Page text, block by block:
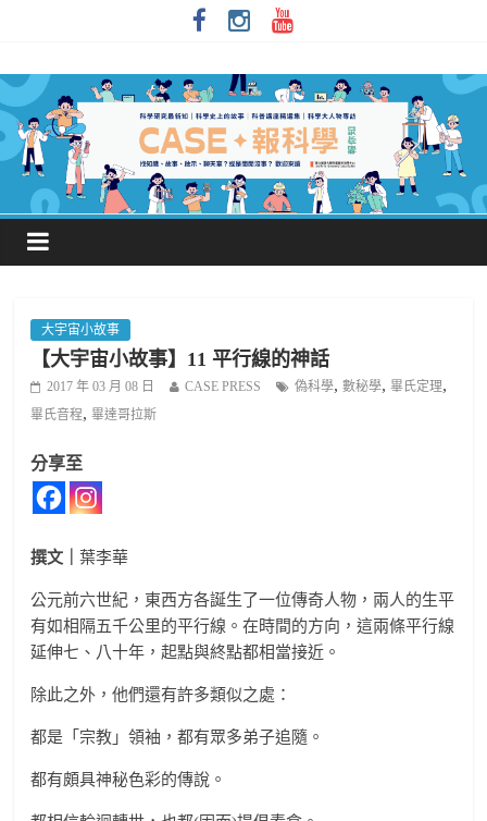
大宇宙小故事
【大宇宙小故事】11 平行線的神話
2017 年 03 月 08 日 CASE PRESS 偽科學,數秘學,畢氏定理,
畢氏音程,畢達哥拉斯
分享至
撰文｜葉李華
公元前六世紀，東西方各誕生了一位傳奇人物，兩人的生平
有如相隔五千公里的平行線。在時間的方向，這兩條平行線
延伸七、八十年，起點與終點都相當接近。
除此之外，他們還有許多類似之處：
都是「宗教」領袖，都有眾多弟子追隨。
都有頗具神秘色彩的傳說。